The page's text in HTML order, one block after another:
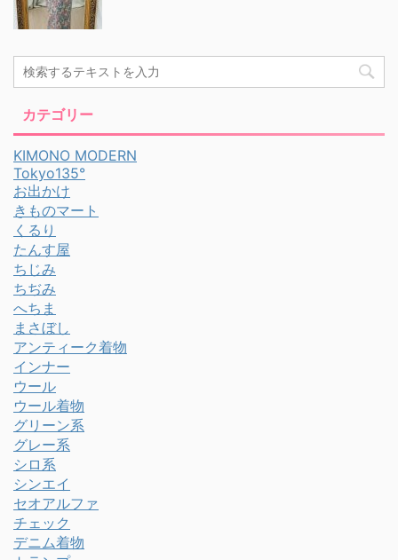
カテゴリー
KIMONO MODERN
Tokyo135°
お出かけ
きものマート
くるり
たんす屋
ちじみ
ちぢみ
へちま
まさぼし
アンティーク着物
インナー
ウール
ウール着物
グリーン系
グレー系
シロ系
シンエイ
セオアルファ
チェック
デニム着物